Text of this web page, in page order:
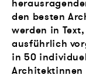
den besten
werden in
ausführlich
in 50
Architektinnen